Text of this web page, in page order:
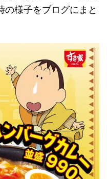
の様子をブログにまと